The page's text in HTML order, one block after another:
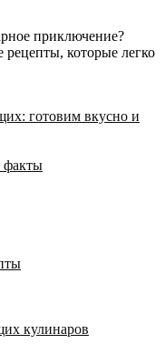
приключение?
рецепты, которые легко
готовим вкусно и
факты
кулинаров